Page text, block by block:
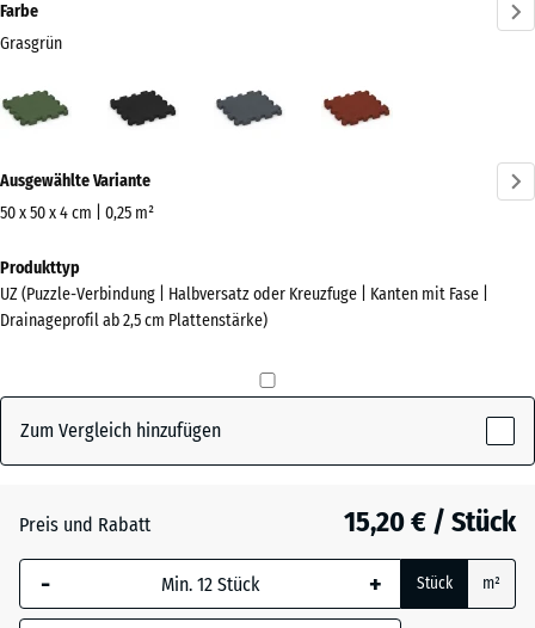
Farbe
Grasgrün
(active)
Schiefergrau
Informationen
zu
Farben?
Farbpalette
Grasgrün(active)
- 0,50 €
Ausgewählte Variante
50 x 50 x 4 cm | 0,25 m²
Abmessungen
für
den
x
540
Die gewählte, blau
umrandete
Abmessung wird
Produkttyp
UZ (Puzzle-Verbindung | Halbversatz oder Kreuzfuge | Kanten mit Fase |
Drainageprofil ab 2,5 cm Plattenstärke)
Zum Vergleich hinzufügen
Preis und Rabatt 15,20 € / Stück
- + Stück m²